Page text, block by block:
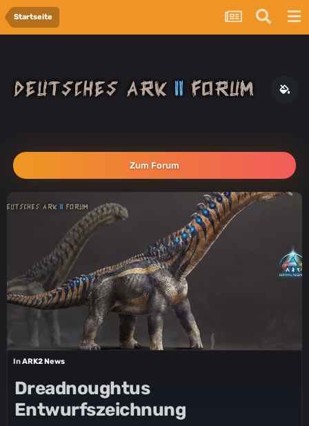
Startseite
Zum Forum
InARK2 News
Dreadnoughtus
Entwurfszeichnung